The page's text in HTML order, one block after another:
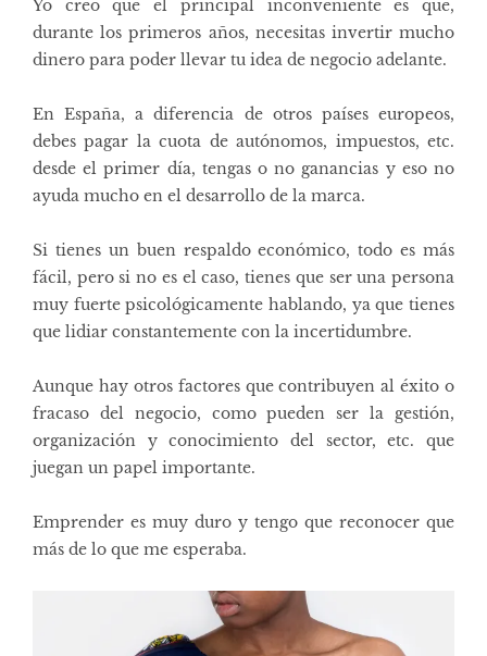
Yo creo que el principal inconveniente es que,
durante los primeros años, necesitas invertir mucho
dinero para poder llevar tu idea de negocio adelante.
En España, a diferencia de otros países europeos,
debes pagar la cuota de autónomos, impuestos, etc.
desde el primer día, tengas o no ganancias y eso no
ayuda mucho en el desarrollo de la marca.
Si tienes un buen respaldo económico, todo es más
fácil, pero si no es el caso, tienes que ser una persona
muy fuerte psicológicamente hablando, ya que tienes
que lidiar constantemente con la incertidumbre.
Aunque hay otros factores que contribuyen al éxito o
fracaso del negocio, como pueden ser la gestión,
organización y conocimiento del sector, etc. que
juegan un papel importante.
Emprender es muy duro y tengo que reconocer que
más de lo que me esperaba.